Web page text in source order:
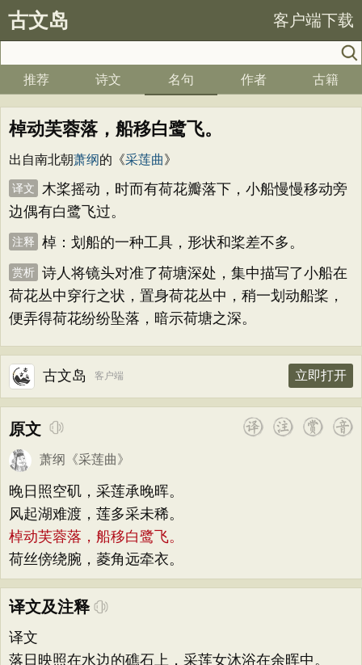
古文岛 客户端下载
推荐 诗文 名句 作者 古籍
棹动芙蓉落，船移白鹭飞。
出自南北朝萧纲的《采莲曲》
译文
木桨摇动，时而有荷花瓣落下，小船慢慢移动旁
边偶有白鹭飞过。
注释 棹：划船的一种工具，形状和桨差不多。
赏析 诗人将镜头对准了荷塘深处，集中描写了小船在
荷花丛中穿行之状，置身荷花丛中，稍一划动船桨，
便弄得荷花纷纷坠落，暗示荷塘之深。
古文岛 客户端 立即打开
原文
萧纲 《采莲曲》
晚日照空矶，采莲承晚晖。
风起湖难渡，莲多采未稀。
棹动芙蓉落，船移白鹭飞。
荷丝傍绕腕，菱角远牵衣。
译文及注释
译文
落日映照在水边的礁石上，采莲女沐浴在余晖中。